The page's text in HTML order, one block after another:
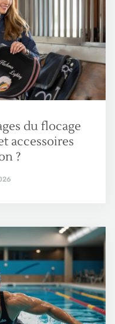
du flocage
accessoires
?